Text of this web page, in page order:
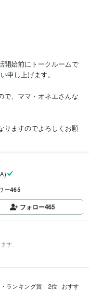
開始前にトークルームで
申し上げます。
で、ママ・オネエさんな
りますのでよろしくお願
ー465
フォロー465
ランキング賞　2位
おすす